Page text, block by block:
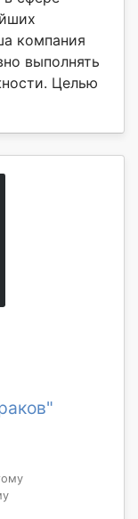
компания
выполнять
Целью